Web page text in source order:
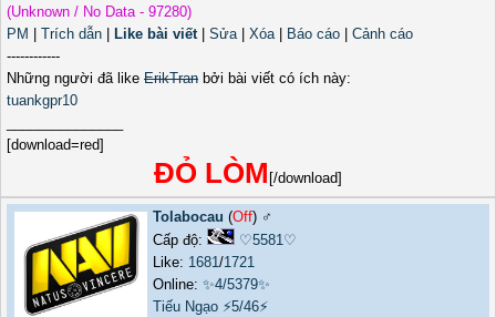
(Unknown / No Data - 97280)
PM
Trích dẫn Like bài viết| Sửa| Xóa| Báo cáo
Cảnh cáo
------------
Những người đã like ErikTran bởi bài viết có ích này:
tuankgpr10
[download=red]
ĐỎ LÒM [/download]
Tolabocau (Off) ♂️
Cấp độ:
♡5581♡
Like: 1681/1721
Online: ✨4/5379✨
Tiếu Ngạo ⚡5/46⚡